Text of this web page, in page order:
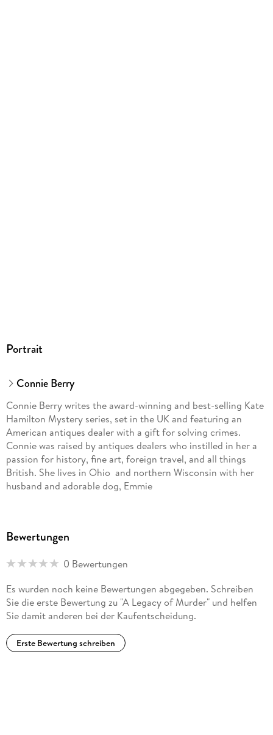
Portrait
Connie Berry
Connie Berry writes the award-winning and best-selling Kate
Hamilton Mystery series, set in the UK and featuring an
American antiques dealer with a gift for solving crimes.
Connie was raised by antiques dealers who instilled in her a
passion for history, fine art, foreign travel, and all things
British. She lives in Ohio and northern Wisconsin with her
husband and adorable dog, Emmie
Bewertungen
0 Bewertungen
Es wurden noch keine Bewertungen abgegeben. Schreiben
Sie die erste Bewertung zu "A Legacy of Murder" und helfen
Sie damit anderen bei der Kaufentscheidung.
Erste Bewertung schreiben